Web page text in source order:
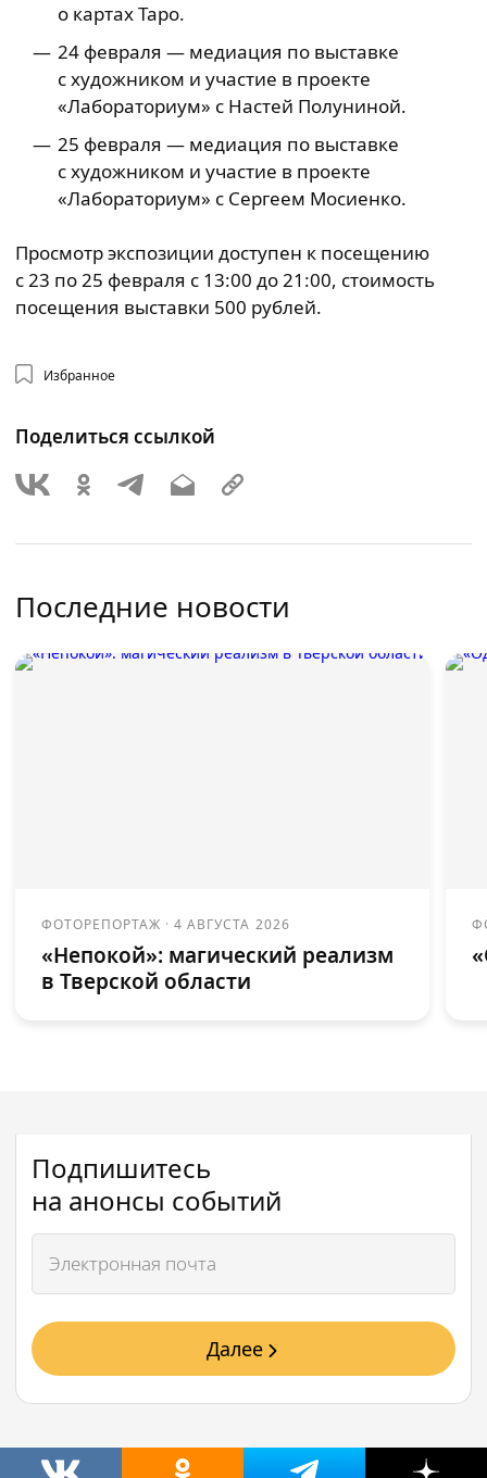
о картах Таро.
24 февраля — медиация по выставке
с художником и участие в проекте
«Лабораториум» с Настей Полуниной.
25 февраля — медиация по выставке
с художником и участие в проекте
«Лабораториум» с Сергеем Мосиенко.
Просмотр экспозиции доступен к посещению
с 23 по 25 февраля с 13:00 до 21:00, стоимость
посещения выставки 500 рублей.
Избранное
Поделиться ссылкой
Последние новости
ФОТОРЕПОРТАЖ ·4 АВГУСТА 2026
«Непокой»: магический реализм
в Тверской области
Подпишитесь
на анонсы событий
Далее